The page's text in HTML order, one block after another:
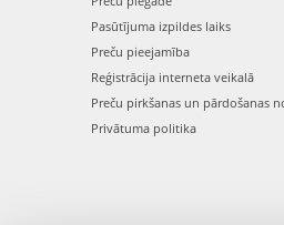
Pasūtījuma izpildes laiks
Preču pieejamība
Reģistrācija interneta veikalā
Preču pirkšanas un pārdošanas
Privātuma politika